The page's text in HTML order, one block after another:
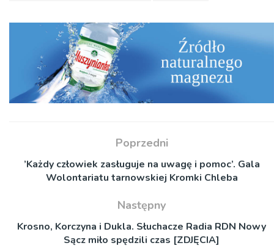
Poprzedni
’Każdy człowiek zasługuje na uwagę i pomoc’. Gala
Wolontariatu tarnowskiej Kromki Chleba
Następny
Krosno, Korczyna i Dukla. Słuchacze Radia RDN Nowy
Sącz miło spędzili czas [ZDJĘCIA]